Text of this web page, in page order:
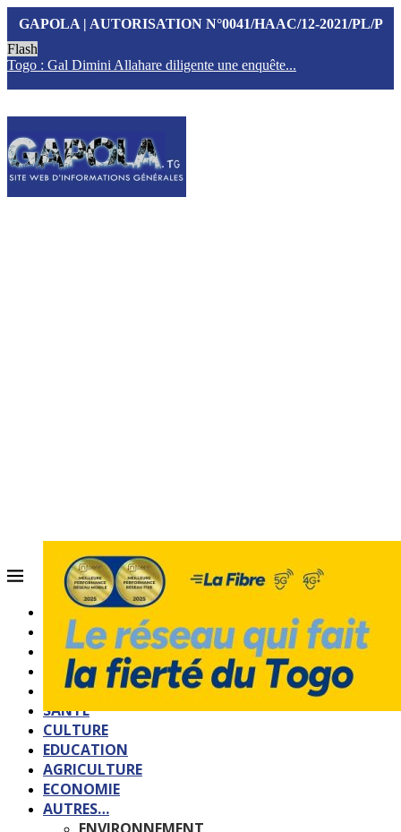
GAPOLA | AUTORISATION N°0041/HAAC/12-2021/PL/P
Flash
Togo : Gal Dimini Allahare diligente une enquête...
ACCUEIL
QUI SOMMES-NOUS?
POLITIQUE
SOCIETE
SPORTS
SANTE
CULTURE
EDUCATION
AGRICULTURE
ECONOMIE
AUTRES…